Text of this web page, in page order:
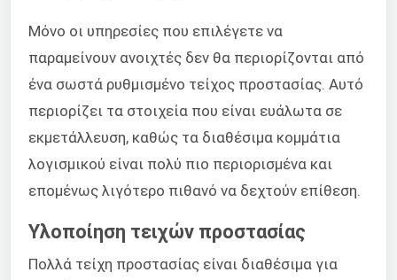
Μόνο οι υπηρεσίες που επιλέγετε να
παραμείνουν ανοιχτές δεν θα περιορίζονται από
ένα σωστά ρυθμισμένο τείχος προστασίας. Αυτό
περιορίζει τα στοιχεία που είναι ευάλωτα σε
εκμετάλλευση, καθώς τα διαθέσιμα κομμάτια
λογισμικού είναι πολύ πιο περιορισμένα και
επομένως λιγότερο πιθανό να δεχτούν επίθεση.
Υλοποίηση τειχών προστασίας
Πολλά τείχη προστασίας είναι διαθέσιμα για